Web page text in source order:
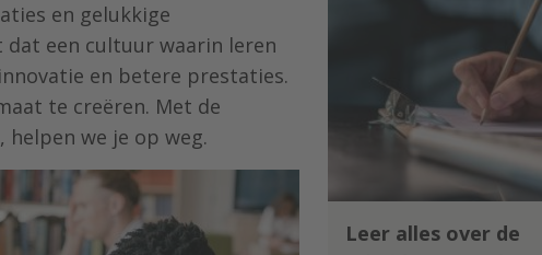
en gelukkige
dat een cultuur waarin leren
en betere prestaties.
te creëren. Met de
helpen we je op weg.
Leer alles over de